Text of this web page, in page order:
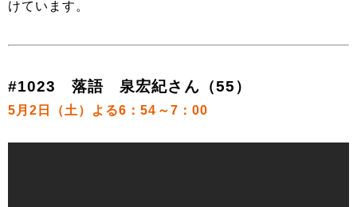
けています。
#1023 落語 泉宏紀さん（55）
5月2日（土）よる6：54～7：00